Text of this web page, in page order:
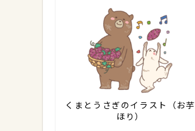
くまとうさぎのイラスト（お芋
ほり）